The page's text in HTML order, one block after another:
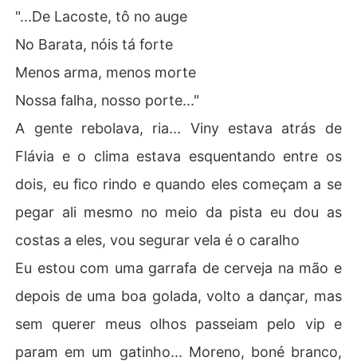
"...De Lacoste, tô no auge
No Barata, nóis tá forte
Menos arma, menos morte
Nossa falha, nosso porte..."
A gente rebolava, ria... Viny estava atrás de
Flávia e o clima estava esquentando entre os
dois, eu fico rindo e quando eles começam a se
pegar ali mesmo no meio da pista eu dou as
costas a eles, vou segurar vela é o caralho
Eu estou com uma garrafa de cerveja na mão e
depois de uma boa golada, volto a dançar, mas
sem querer meus olhos passeiam pelo vip e
param em um gatinho... Moreno, boné branco,